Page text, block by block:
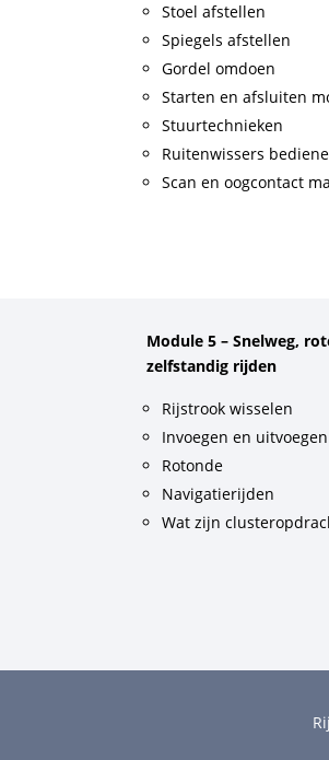
Stoel afstellen
Spiegels afstellen
Gordel omdoen
Starten en afsluiten
Stuurtechnieken
Ruitenwissers
Scan en oogcontact
Module 5 – Snelweg,
zelfstandig rijden
Rijstrook wisselen
Invoegen en
Rotonde
Navigatierijden
Wat zijn